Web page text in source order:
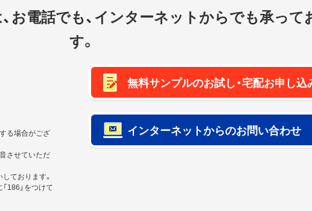
お電話でも、インターネットからでも承って
す。
る場合がござ
させていただ
ております。
186」をつけて
無料サンプルのお試し・宅配お申し込
インターネットからのお問い合わせ